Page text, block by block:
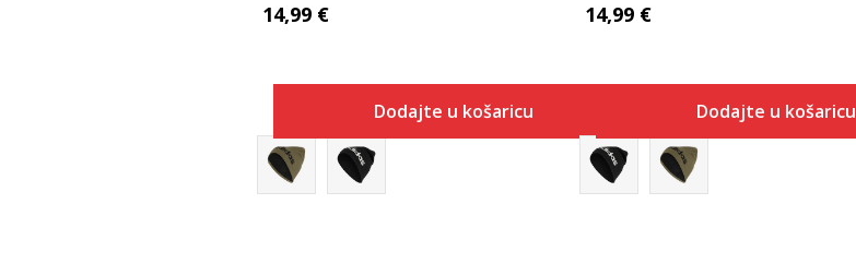
14,99 €
Dodajte u košaricu
14,99 €
Dodajte u košaricu